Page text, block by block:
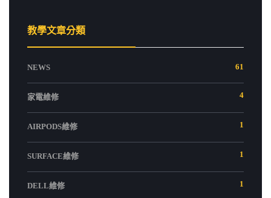
教學文章分類
NEWS 61
家電維修 4
AIRPODS維修 1
SURFACE維修 1
DELL維修 1